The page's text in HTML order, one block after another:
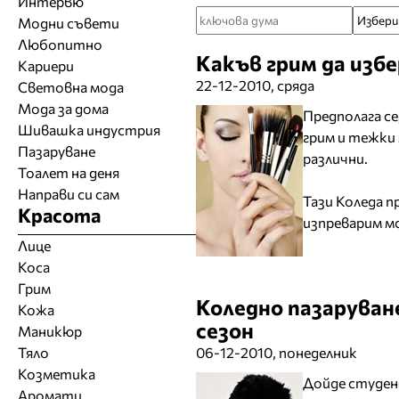
Какъв грим да
22-12-2010, сряда
Предполага
грим и тежки
различни.
Тази Коледа
изпреварим
Коледно
сезон
06-12-2010, понеделник
Дойде
Модни съвети
Любопитно
Кариери
Световна мода
Мода за дома
Шивашка индустрия
Пазаруване
Тоалет на деня
Направи си сам
Красота
Лице
Коса
Грим
Кожа
Маникюр
Тяло
Козметика
Аромати